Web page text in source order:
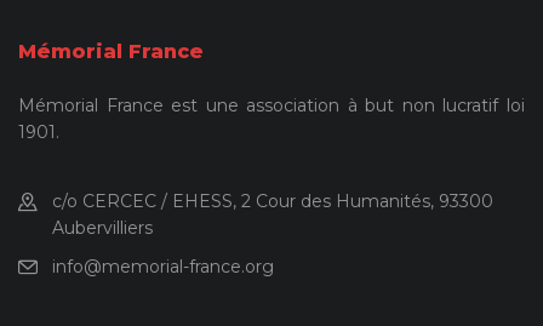
Mémorial France
Mémorial France est une association à but non lucratif loi
1901.
c/o CERCEC / EHESS, 2 Cour des Humanités, 93300
Aubervilliers
info@memorial-france.org